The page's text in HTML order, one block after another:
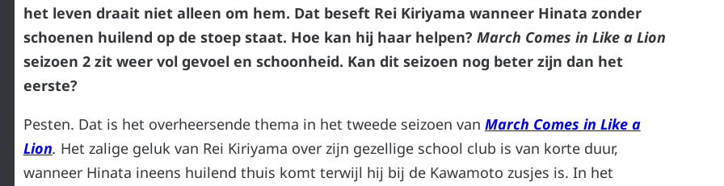
het leven draait niet alleen om hem. Dat beseft Rei Kiriyama wanneer Hinata zonder
schoenen huilend op de stoep staat. Hoe kan hij haar helpen? March Comes in Like a Lion
seizoen 2 zit weer vol gevoel en schoonheid. Kan dit seizoen nog beter zijn dan het
eerste?
Pesten. Dat is het overheersende thema in het tweede seizoen van March Comes in Like a
Lion. Het zalige geluk van Rei Kiriyama over zijn gezellige school club is van korte duur,
wanneer Hinata ineens huilend thuis komt terwijl hij bij de Kawamoto zusjes is. In het